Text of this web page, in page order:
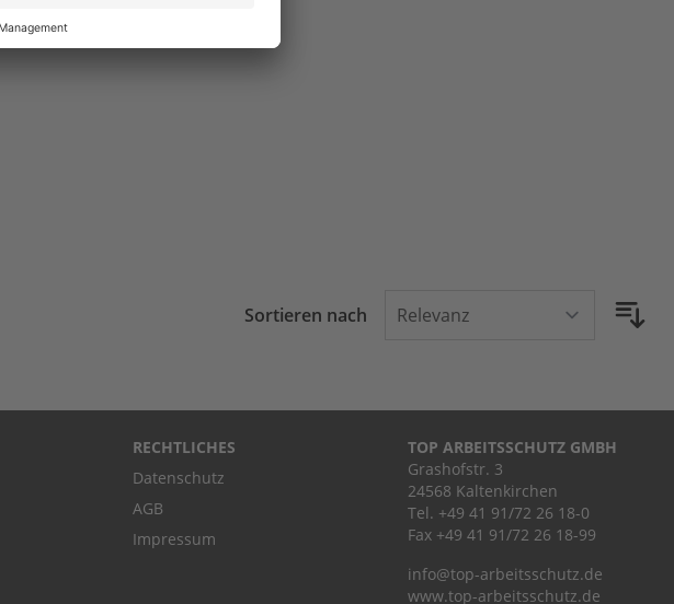
Sortieren nach
RECHTLICHES
Datenschutz
AGB
Impressum
TOP ARBEITSSCHUTZ GMBH
Grashofstr. 3
24568 Kaltenkirchen
Tel. +49 41 91/72 26 18-0
Fax +49 41 91/72 26 18-99
info@top-arbeitsschutz.de
www.top-arbeitsschutz.de